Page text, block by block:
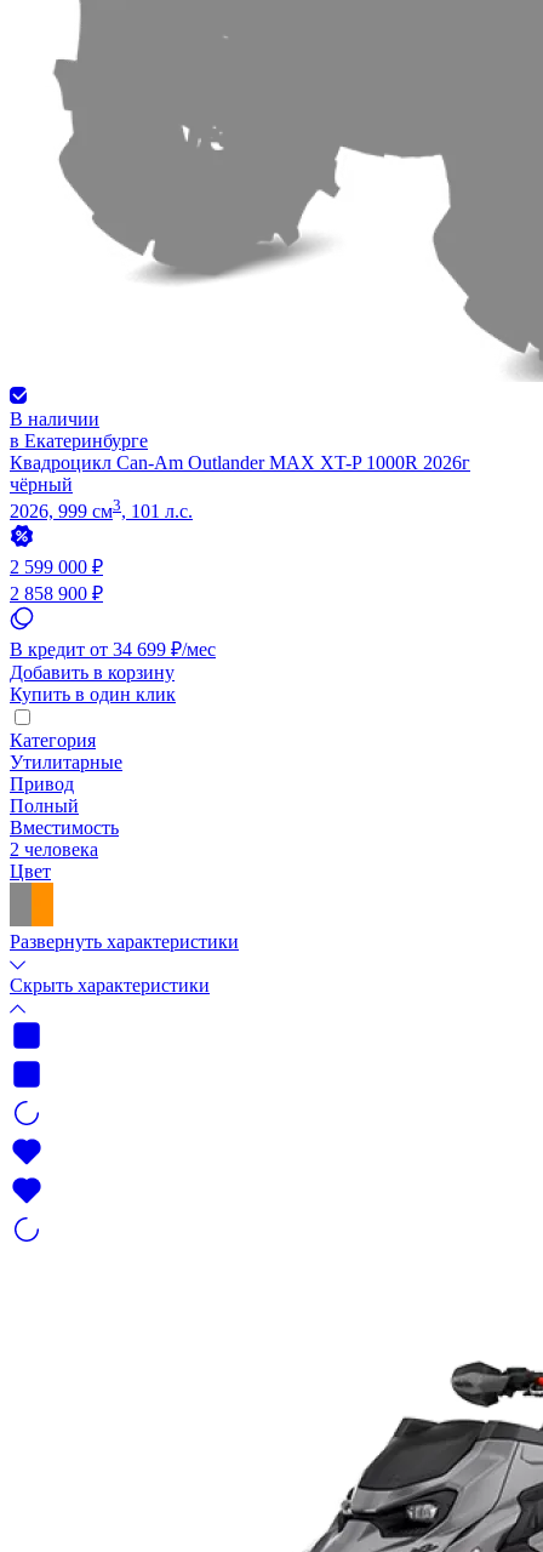
В наличии
в Екатеринбурге
Квадроцикл Can-Am Outlander MAX XT-P 1000R 2026г
чёрный
2026, 999 см3, 101 л.с.
2 599 000 ₽
2 858 900 ₽
В кредит от 34 699 ₽/мес
Добавить в корзину
Купить в один клик
Категория
Утилитарные
Привод
Полный
Вместимость
2 человека
Цвет
Развернуть характеристики
Скрыть характеристики